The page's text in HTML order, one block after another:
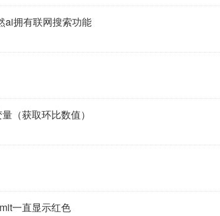
ai拥有联网搜索功能
（获取环比数值）
一直显示红色